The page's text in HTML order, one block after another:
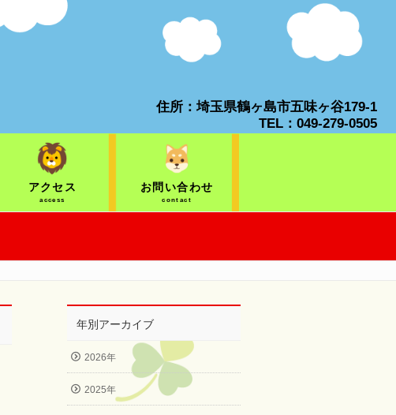
住所：埼玉県鶴ヶ島市五味ヶ谷179-1
TEL：049-279-0505
アクセス
access
お問い合わせ
contact
年別アーカイブ
2026年
2025年